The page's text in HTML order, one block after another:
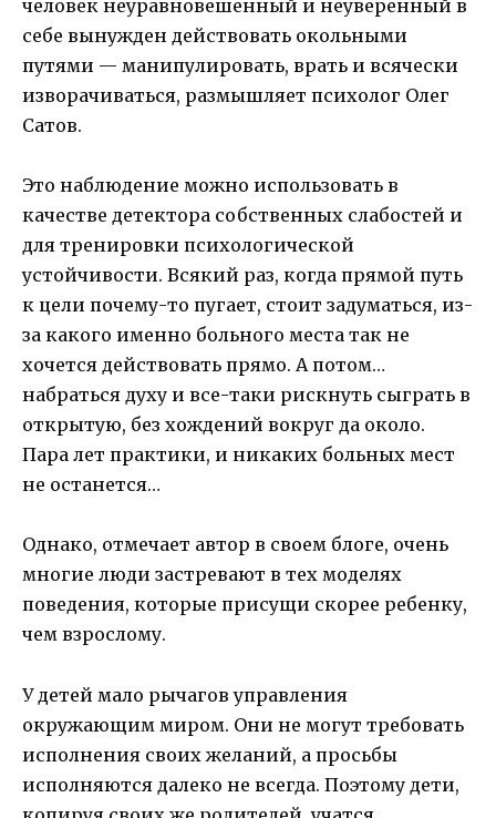
человек неуравновешенный и неуверенный в
себе вынужден действовать окольными
путями — манипулировать, врать и всячески
изворачиваться, размышляет психолог Олег
Сатов.
Это наблюдение можно использовать в
качестве детектора собственных слабостей и
для тренировки психологической
устойчивости. Всякий раз, когда прямой путь
к цели почему-то пугает, стоит задуматься, из-
за какого именно больного места так не
хочется действовать прямо. А потом…
набраться духу и все-таки рискнуть сыграть в
открытую, без хождений вокруг да около.
Пара лет практики, и никаких больных мест
не останется…
Однако, отмечает автор в своем блоге, очень
многие люди застревают в тех моделях
поведения, которые присущи скорее ребенку,
чем взрослому.
У детей мало рычагов управления
окружающим миром. Они не могут требовать
исполнения своих желаний, а просьбы
исполняются далеко не всегда. Поэтому дети,